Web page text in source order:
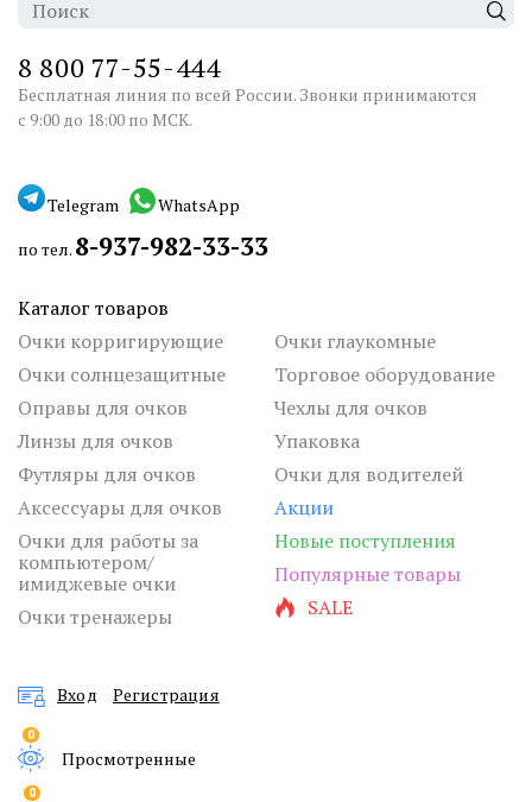
8 800 77-55-444
Бесплатная линия по всей России. Звонки принимаются
с 9:00 до 18:00 по МСК.
Telegram
WhatsApp
по тел. 8-937-982-33-33
Каталог товаров
Очки корригирующие
Очки солнцезащитные
Оправы для очков
Линзы для очков
Футляры для очков
Аксессуары для очков
Очки для работы за
компьютером/
имиджевые очки
Очки тренажеры
Очки глаукомные
Торговое оборудование
Чехлы для очков
Упаковка
Очки для водителей
Акции
Новые поступления
Популярные товары
SALE
Вход Регистрация
0
Просмотренные
0